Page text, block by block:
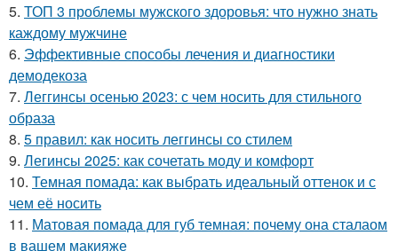
5. ТОП 3 проблемы мужского здоровья: что нужно знать
каждому мужчине
6. Эффективные способы лечения и диагностики
демодекоза
7. Леггинсы осенью 2023: с чем носить для стильного
образа
8. 5 правил: как носить леггинсы со стилем
9. Легинсы 2025: как сочетать моду и комфорт
10. Темная помада: как выбрать идеальный оттенок и с
чем её носить
11. Матовая помада для губ темная: почему она сталаом
в вашем макияже